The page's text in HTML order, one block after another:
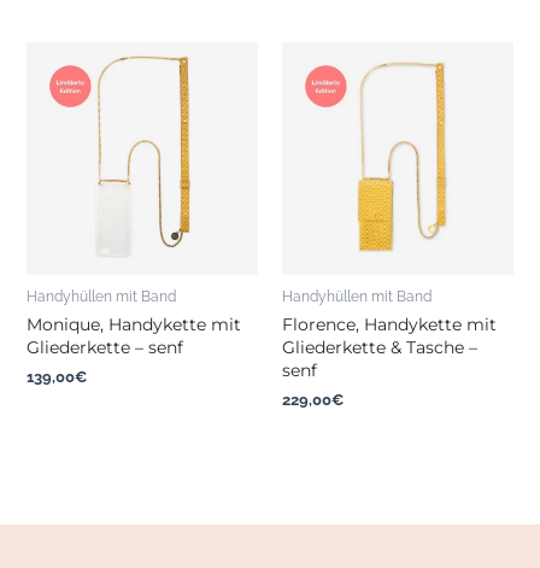
Handyhüllen mit Band
Monique, Handykette mit
Gliederkette – senf
139,00€
Handyhüllen mit Band
Florence, Handykette mit
Gliederkette & Tasche –
senf
229,00€